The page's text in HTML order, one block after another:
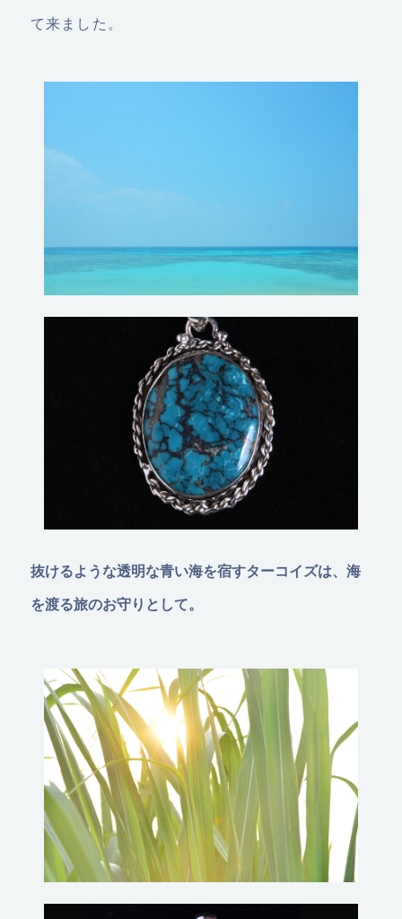
て来ました。
抜けるような透明な青い海を宿すターコイズは、海
を渡る旅のお守りとして。